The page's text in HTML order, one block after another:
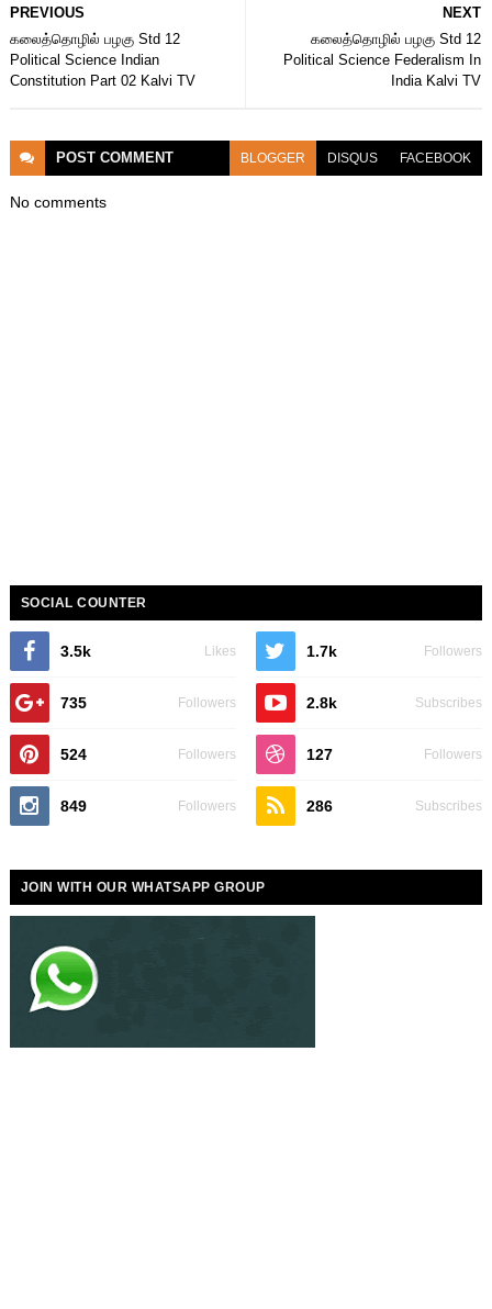
NEXT
கலைத்தொழில் பழகு Std 12
Political Science Federalism In
India Kalvi TV
PREVIOUS
கலைத்தொழில் பழகு Std 12
Political Science Indian
Constitution Part 02 Kalvi TV
POST COMMENT BLOGGER DISQUS FACEBOOK
No comments
SOCIAL COUNTER
3.5k Likes 1.7k Followers
735 Followers 2.8k Subscribes
524 Followers 127 Followers
849 Followers 286 Subscribes
JOIN WITH OUR WHATSAPP GROUP